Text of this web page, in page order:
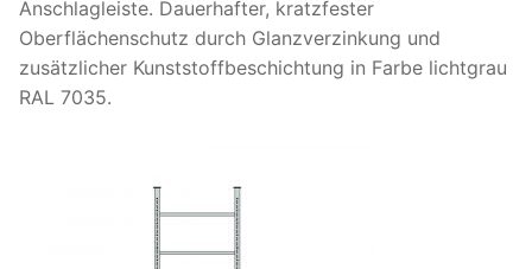
Anschlagleiste. Dauerhafter, kratzfester
Oberflächenschutz durch Glanzverzinkung und
zusätzlicher Kunststoffbeschichtung in Farbe lichtgrau
RAL 7035.